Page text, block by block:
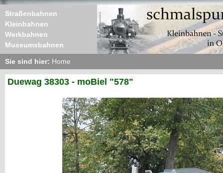
Straßenbahnen
Kleinbahnen
Werkbahnen
Museumsbahnen
Sie sind hier: Home
Duewag 38303 - moBiel "578"